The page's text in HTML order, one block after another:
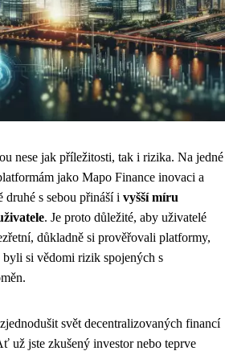
nese jak příležitosti, tak i rizika. Na jedné
jako Mapo Finance inovaci a
s sebou přináší i vyšší míru
. Je proto důležité, aby uživatelé
důkladně si prověřovali platformy,
si vědomi rizik spojených s
svět decentralizovaných financí
už jste zkušený investor nebo teprve